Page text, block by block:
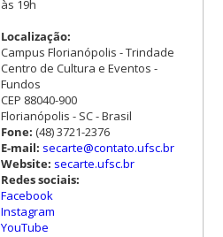
às 19h
Localização:
Campus Florianópolis - Trindade
Centro de Cultura e Eventos -
Fundos
CEP 88040-900
Florianópolis - SC - Brasil
Fone: (48) 3721-2376
E-mail: secarte@contato.ufsc.br
Website: secarte.ufsc.br
Redes sociais:
Facebook
Instagram
YouTube